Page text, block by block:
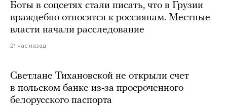
Боты в соцсетях стали писать, что в Грузии
враждебно относятся к россиянам. Местные
власти начали расследование
21 час назад
Светлане Тихановской не открыли счет
в польском банке из-за просроченного
белорусского паспорта